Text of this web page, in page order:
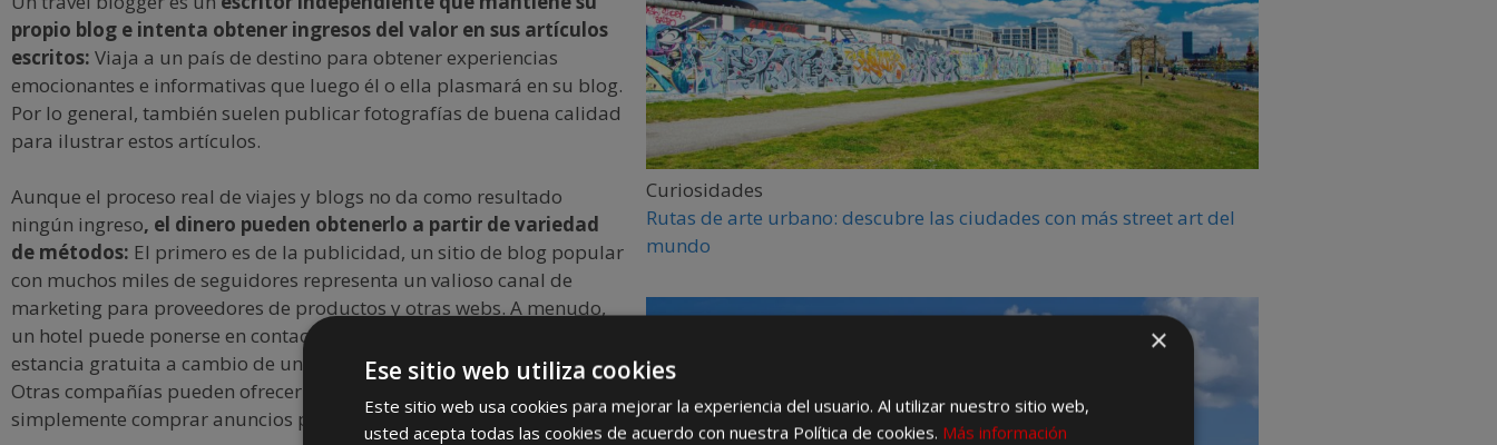
propio blog e intenta obtener ingresos del valor en sus artículos
escritos: Viaja a un país de destino para obtener experiencias
emocionantes e informativas que luego él o ella plasmará en su blog.
Por lo general, también suelen publicar fotografías de buena calidad
para ilustrar estos artículos.
Aunque el proceso real de viajes y blogs no da como resultado
ningún ingreso, el dinero pueden obtenerlo a partir de variedad
de métodos: El primero es de la publicidad, un sitio de blog popular
con muchos miles de seguidores representa un valioso canal de
marketing para proveedores de productos y otras webs. A menudo,
un hotel puede ponerse en contacto con un bloguero y ofrecerle una
estancia gratuita a cambio de una opinión positiva del alojamiento.
Otras compañías pueden ofrecer al blogger equipo de viaje gratis, o
simplemente comprar anuncios publicitarios en su blog.
Curiosidades
Rutas de arte urbano: descubre las ciudades con más street art del
mundo
×
Ese sitio web utiliza cookies
Este sitio web usa cookies para mejorar la experiencia del usuario. Al utilizar nuestro sitio web,
usted acepta todas las cookies de acuerdo con nuestra Política de cookies. Más información